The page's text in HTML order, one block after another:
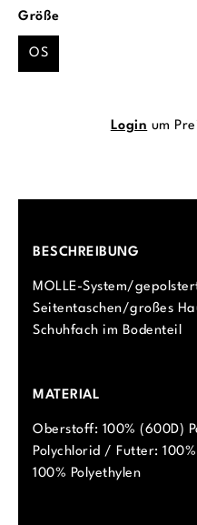
Größeauswählen
OS
Login um
BESCHREIBUNG
MOLLE-System/
Seitentaschen/großes
Schuhfach im Bodenteil
MATERIAL
Oberstoff: 100% (600D)
Polychlorid / Futter:
100% Polyethylen